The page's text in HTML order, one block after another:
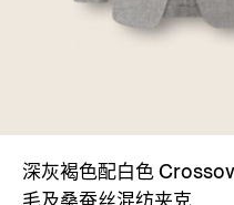
深灰褐色配白色